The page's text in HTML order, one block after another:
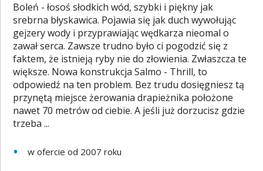
Boleń - łosoś słodkich wód, szybki i piękny jak
srebrna błyskawica. Pojawia się jak duch wywołując
gejzery wody i przyprawiając wędkarza nieomal o
zawał serca. Zawsze trudno było ci pogodzić się z
faktem, że istnieją ryby nie do złowienia. Zwłaszcza te
większe. Nowa konstrukcja Salmo - Thrill, to
odpowiedź na ten problem. Bez trudu dosięgniesz tą
przynętą miejsce żerowania drapieżnika położone
nawet 70 metrów od ciebie. A jeśli już dorzucisz gdzie
trzeba ...
w ofercie od 2007 roku